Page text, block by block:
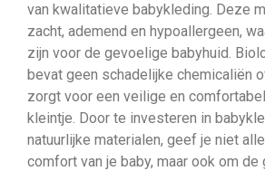
van kwalitatieve babykleding. Deze
zacht, ademend en hypoallergeen,
zijn voor de gevoelige babyhuid.
bevat geen schadelijke chemicaliën
zorgt voor een veilige en
kleintje. Door te investeren in
natuurlijke materialen, geef je niet
comfort van je baby, maar ook om de